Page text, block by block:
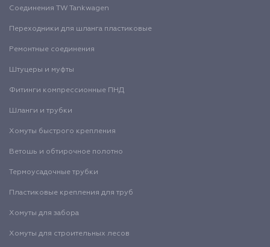
Соединения TW Tankwagen
Переходники для шланга пластиковые
Ремонтные соединения
Штуцеры и муфты
Фитинги компрессионные ПНД
Шланги и трубки
Хомуты быстрого крепления
Ветошь и обтирочное полотно
Термоусадочные трубки
Пластиковые крепления для труб
Хомуты для забора
Хомуты для строительных лесов